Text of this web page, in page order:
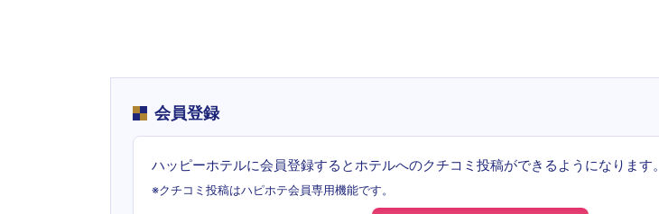
会員登録
ハッピーホテルに会員登録するとホテルへのクチコミ投稿ができるようになります。
※クチコミ投稿はハピホテ会員専用機能です。